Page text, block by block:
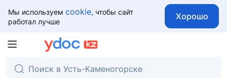
Мы используем cookie, чтобы сайт
работал лучше
Хорошо